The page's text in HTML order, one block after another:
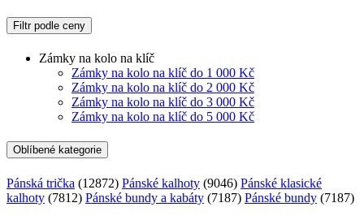
Filtr podle ceny
Zámky na kolo na klíč
Zámky na kolo na klíč do 1 000 Kč
Zámky na kolo na klíč do 2 000 Kč
Zámky na kolo na klíč do 3 000 Kč
Zámky na kolo na klíč do 5 000 Kč
Oblíbené kategorie
Pánská trička (12872) Pánské kalhoty (9046) Pánské klasické
kalhoty (7812) Pánské bundy a kabáty (7187) Pánské bundy (7187)